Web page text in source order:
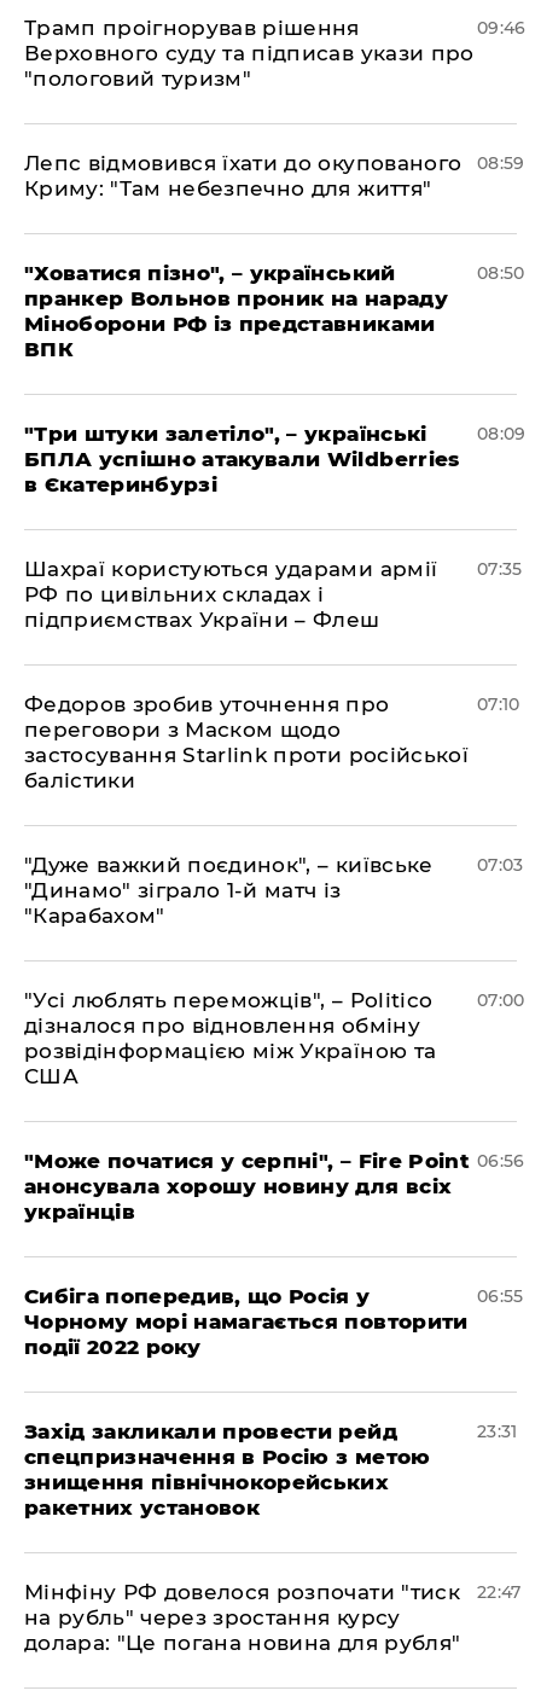
Трамп проігнорував рішення
Верховного суду та підписав укази про
"пологовий туризм"
09:46
Лепс відмовився їхати до окупованого
Криму: "Там небезпечно для життя"
08:59
"Ховатися пізно", – український
пранкер Вольнов проник на нараду
Міноборони РФ із представниками
ВПК
08:50
"Три штуки залетіло", – українські
БПЛА успішно атакували Wildberries
в Єкатеринбурзі
08:09
Шахраї користуються ударами армії
РФ по цивільних складах і
підприємствах України – Флеш
07:35
Федоров зробив уточнення про
переговори з Маском щодо
застосування Starlink проти російської
балістики
07:10
"Дуже важкий поєдинок", – київське
"Динамо" зіграло 1-й матч із
"Карабахом"
07:03
"Усі люблять переможців", – Politico
дізналося про відновлення обміну
розвідінформацією між Україною та
США
07:00
"Може початися у серпні", – Fire Point
анонсувала хорошу новину для всіх
українців
06:56
Сибіга попередив, що Росія у
Чорному морі намагається повторити
події 2022 року
06:55
​Захід закликали провести рейд
спецпризначення в Росію з метою
знищення північнокорейських
ракетних установок
23:31
​Мінфіну РФ довелося розпочати "тиск
на рубль" через зростання курсу
долара: "Це погана новина для рубля"
22:47